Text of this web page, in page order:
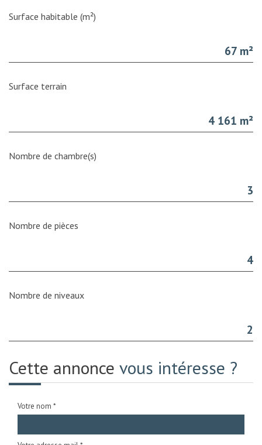
Surface habitable (m²)
67 m²
surface terrain
4 161 m²
Nombre de chambre(s)
3
Nombre de pièces
4
Nombre de niveaux
2
Cette annonce vous intéresse ?
Votre nom *